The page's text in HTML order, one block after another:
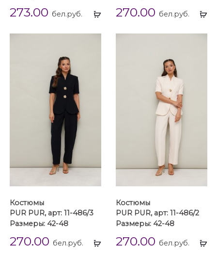
Выбрать
273.00 бел.руб. 270.00 бел.руб.
Выбрать
Костюмы
PUR PUR, арт: 11-486/3
Размеры: 42-48
270.00 бел.руб.
Костюмы
PUR PUR, арт: 11-486/2
Размеры: 42-48
270.00 бел.руб.